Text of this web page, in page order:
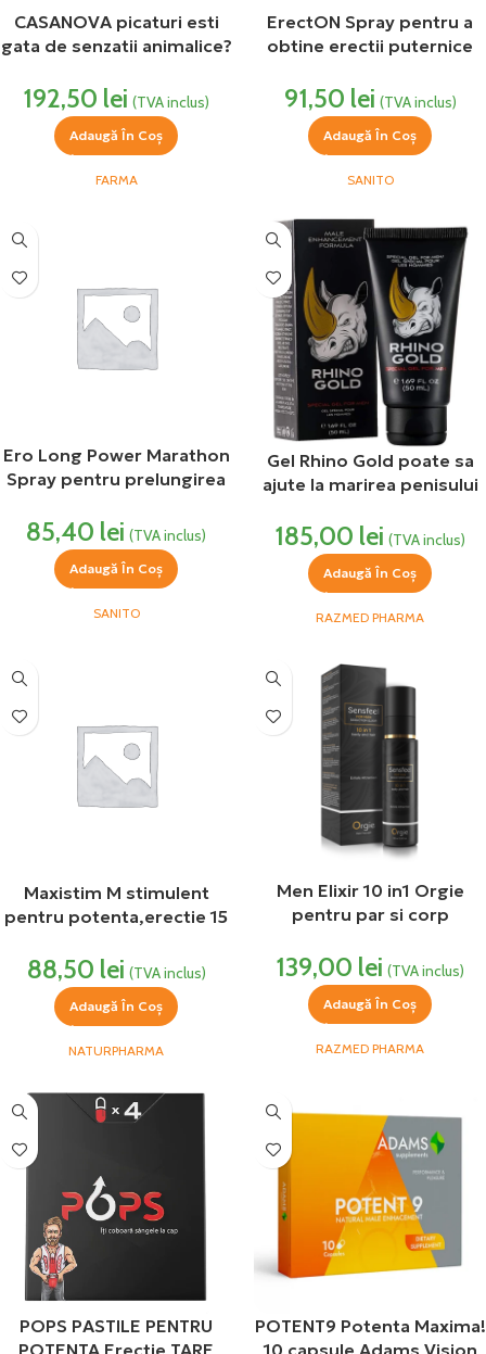
CASANOVA picaturi esti
gata de senzatii animalice?
192,50 lei (TVA inclus)
Adaugă În Coș
FARMA
ErectON Spray pentru a
obtine erectii puternice
Sanito
91,50 lei (TVA inclus)
Adaugă În Coș
SANITO
Ero Long Power Marathon
Spray pentru prelungirea
crescuta 50 ml Sanito
85,40 lei (TVA inclus)
Adaugă În Coș
SANITO
Gel Rhino Gold poate sa
ajute la marirea penisului
185,00 lei (TVA inclus)
Adaugă În Coș
RAZMED PHARMA
Maxistim M stimulent
pentru potenta,erectie 15
88,50 lei (TVA inclus)
Adaugă În Coș
NATURPHARMA
Men Elixir 10 in1 Orgie
pentru par si corp
139,00 lei (TVA inclus)
Adaugă În Coș
RAZMED PHARMA
POPS PASTILE PENTRU
POTENT9 Potenta Maxima!